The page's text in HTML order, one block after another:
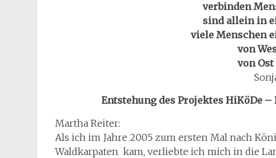
verbinden
sind allein in
viele Menschen
von
von Ost
Entstehung des Projektes HiKöDe
Martha Reiter:
Als ich im Jahre 2005 zum ersten Mal nach
Waldkarpaten kam, verliebte ich mich in die